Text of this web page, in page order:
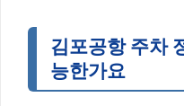
김포공항 주차
능한가요